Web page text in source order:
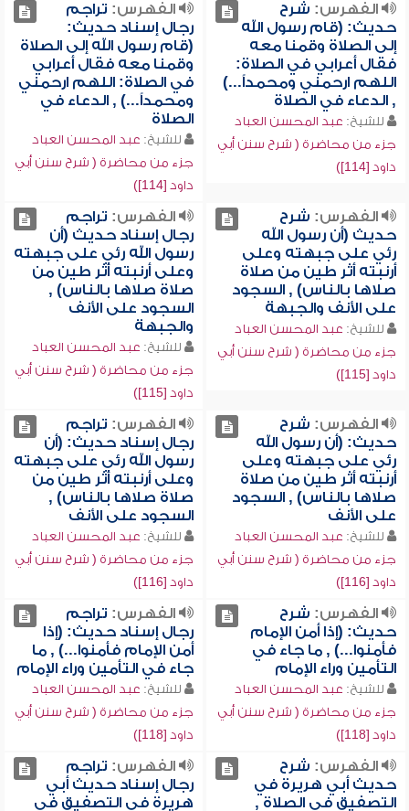
الفهرس: شرح
حديث: (قام رسول الله
إلى الصلاة وقمنا معه
فقال أعرابي في الصلاة:
اللهم ارحمني ومحمداً...)
, الدعاء في الصلاة
للشيخ: عبد المحسن العباد
جزء من محاضرة ( شرح سنن أبي
داود [114])
الفهرس: تراجم
رجال إسناد حديث:
(قام رسول الله إلى الصلاة
وقمنا معه فقال أعرابي
في الصلاة: اللهم ارحمني
ومحمداً...) , الدعاء في
الصلاة
للشيخ: عبد المحسن العباد
جزء من محاضرة ( شرح سنن أبي
داود [114])
الفهرس: شرح
حديث (أن رسول الله
رئي على جبهته وعلى
أرنبته أثر طين من صلاة
صلاها بالناس) , السجود
على الأنف والجبهة
للشيخ: عبد المحسن العباد
جزء من محاضرة ( شرح سنن أبي
داود [115])
الفهرس: تراجم
رجال إسناد حديث (أن
رسول الله رئي على جبهته
وعلى أرنبته أثر طين من
صلاة صلاها بالناس) ,
السجود على الأنف
والجبهة
للشيخ: عبد المحسن العباد
جزء من محاضرة ( شرح سنن أبي
داود [115])
الفهرس: شرح
حديث: (أن رسول الله
رئي على جبهته وعلى
أرنبته أثر طين من صلاة
صلاها بالناس) , السجود
على الأنف
للشيخ: عبد المحسن العباد
جزء من محاضرة ( شرح سنن أبي
داود [116])
الفهرس: تراجم
رجال إسناد حديث: (أن
رسول الله رئي على جبهته
وعلى أرنبته أثر طين من
صلاة صلاها بالناس) ,
السجود على الأنف
للشيخ: عبد المحسن العباد
جزء من محاضرة ( شرح سنن أبي
داود [116])
الفهرس: شرح
حديث: (إذا أمن الإمام
فأمنوا...) , ما جاء في
التأمين وراء الإمام
للشيخ: عبد المحسن العباد
جزء من محاضرة ( شرح سنن أبي
داود [118])
الفهرس: تراجم
رجال إسناد حديث: (إذا
أمن الإمام فأمنوا...) , ما
جاء في التأمين وراء الإمام
للشيخ: عبد المحسن العباد
جزء من محاضرة ( شرح سنن أبي
داود [118])
الفهرس: شرح
حديث أبي هريرة في
التصفيق في الصلاة ,
الفهرس: تراجم
رجال إسناد حديث أبي
هريرة في التصفيق في